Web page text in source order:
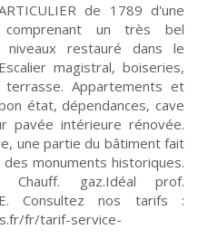
de 1789 d'une
un très bel
restauré dans le
magistral, boiseries,
terrasse. Appartements et
état, dépendances, cave
pavée intérieure rénovée.
une partie du bâtiment fait
monuments historiques.
Chauff. gaz.Idéal prof.
Consultez nos tarifs :
fr/tarif-service-